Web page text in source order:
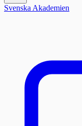
Svenska Akademien